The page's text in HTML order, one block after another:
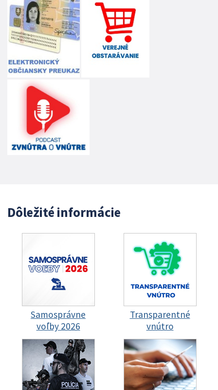
Dôležité informácie
Samosprávne
voľby 2026
Transparentné
vnútro